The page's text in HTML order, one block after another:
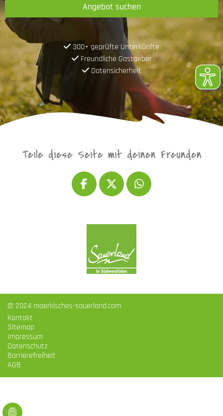
Angebot suchen
300+ geprüfte Unterkünfte
Freundliche Gastgeber
Datensicherheit
Teile diese Seite mit deinen Freunden
© 2024 maerkisches-sauerland.com
Kontakt
Sitemap
Impressum
Datenschutz
Barrierefreiheit
AGB